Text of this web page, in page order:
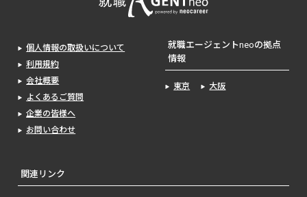
個人情報の取扱いについて
利用規約
会社概要
よくあるご質問
企業の皆様へ
お問い合わせ
就職エージェントneoの拠点
情報
東京 大阪
関連リンク